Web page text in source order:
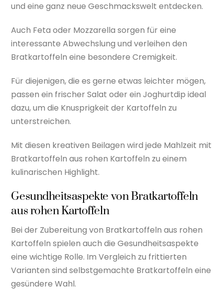
und eine ganz neue Geschmackswelt entdecken.
Auch Feta oder Mozzarella sorgen für eine
interessante Abwechslung und verleihen den
Bratkartoffeln eine besondere Cremigkeit.
Für diejenigen, die es gerne etwas leichter mögen,
passen ein frischer Salat oder ein Joghurtdip ideal
dazu, um die Knusprigkeit der Kartoffeln zu
unterstreichen.
Mit diesen kreativen Beilagen wird jede Mahlzeit mit
Bratkartoffeln aus rohen Kartoffeln zu einem
kulinarischen Highlight.
Gesundheitsaspekte von Bratkartoffeln
aus rohen Kartoffeln
Bei der Zubereitung von Bratkartoffeln aus rohen
Kartoffeln spielen auch die Gesundheitsaspekte
eine wichtige Rolle. Im Vergleich zu frittierten
Varianten sind selbstgemachte Bratkartoffeln eine
gesündere Wahl.